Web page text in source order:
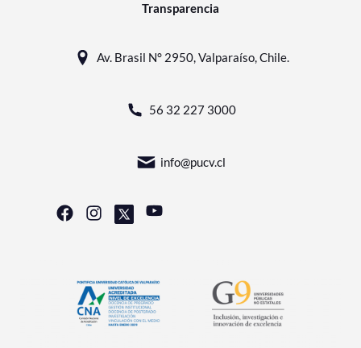
Transparencia
Av. Brasil N° 2950, Valparaíso, Chile.
56 32 227 3000
info@pucv.cl